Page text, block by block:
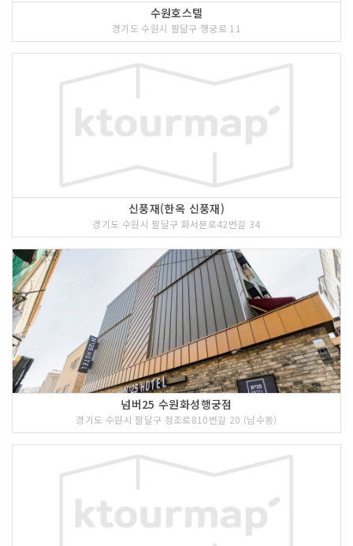
수원호스텔
경기도 수원시 팔달구 행궁로 11
신풍재(한옥 신풍재)
경기도 수원시 팔달구 화서문로42번길 34
넘버25 수원화성행궁점
경기도 수원시 팔달구 정조로810번길 20 (남수동)